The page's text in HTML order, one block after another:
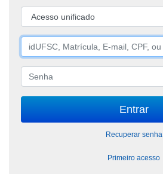
Recuperar senha
Primeiro acesso